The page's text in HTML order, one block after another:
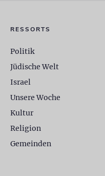
RESSORTS
Politik
Jüdische Welt
Israel
Unsere Woche
Kultur
Religion
Gemeinden